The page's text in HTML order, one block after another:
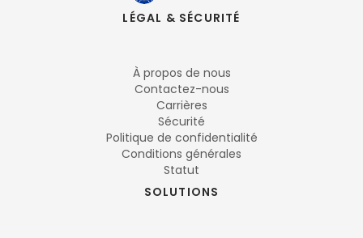
LÉGAL & SÉCURITÉ
À propos de nous
Contactez-nous
Carrières
Sécurité
Politique de confidentialité
Conditions générales
Statut
SOLUTIONS